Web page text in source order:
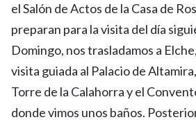
el Salón de Actos de la Casa de
preparan para la visita del día
Domingo, nos trasladamos a
visita guiada al Palacio de
Torre de la Calahorra y el
donde vimos unos baños.